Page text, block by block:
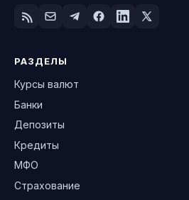
РАЗДЕЛЫ
Курсы валют
Банки
Депозиты
Кредиты
МФО
Страхование